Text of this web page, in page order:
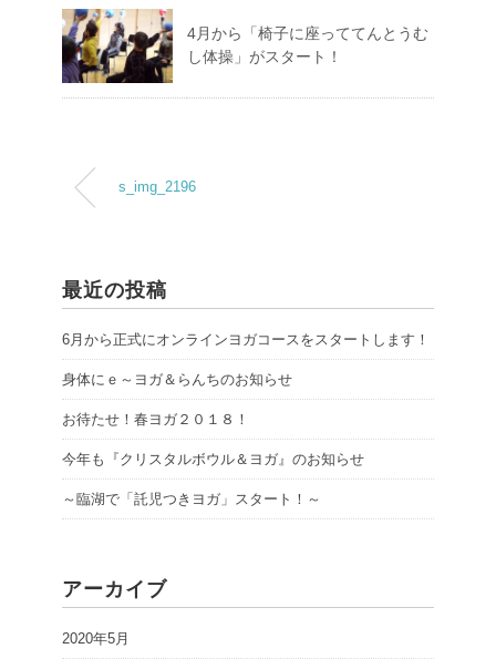
4月から「椅子に座っててんとうむ
し体操」がスタート！
s_img_2196
最近の投稿
6月から正式にオンラインヨガコースをスタートします！
身体にｅ～ヨガ＆らんちのお知らせ
お待たせ！春ヨガ２０１８！
今年も『クリスタルボウル＆ヨガ』のお知らせ
～臨湖で「託児つきヨガ」スタート！～
アーカイブ
2020年5月